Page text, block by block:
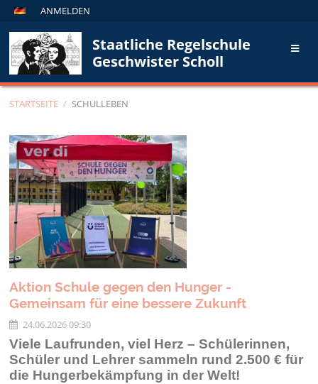
ANMELDEN
Staatliche Regelschule
Geschwister Scholl
STARTSEITE / SCHULLEBEN
Schulleben
Aktion Schule gegen den Hunger -
Gemeinsam für eine bessere Zukunft
24.06.2026 09:30
Viele Laufrunden, viel Herz – Schülerinnen,
Schüler und Lehrer sammeln rund 2.500 € für
die Hungerbekämpfung in der Welt!